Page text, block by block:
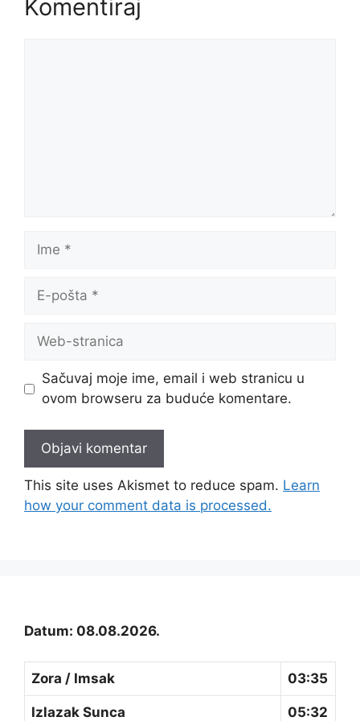
Komentiraj
Ime
pošta
Web-
Sačuvaj moje ime, email i web stranicu u
ovom browseru za buduće komentare.
This site uses Akismet to reduce spam. Learn
how your comment data is processed.
Datum: 08.08.2026.
Zora / Imsak 03:35
Izlazak Sunca 05:32